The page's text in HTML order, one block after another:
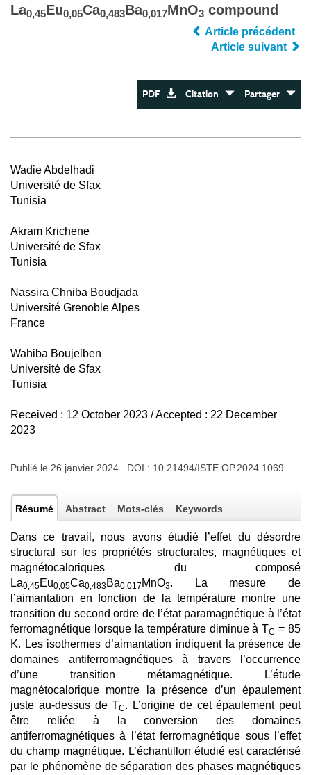
La0,45Eu0,05Ca0,483Ba0,017MnO3 compound
Article précédent
Article suivant
PDF Citation Partager
Wadie Abdelhadi
Université de Sfax
Tunisia
Akram Krichene
Université de Sfax
Tunisia
Nassira Chniba Boudjada
Université Grenoble Alpes
France
Wahiba Boujelben
Université de Sfax
Tunisia
Received : 12 October 2023 / Accepted : 22 December
2023
Publié le 26 janvier 2024 DOI : 10.21494/ISTE.OP.2024.1069
Résumé Abstract Mots-clés Keywords
Dans ce travail, nous avons étudié l’effet du désordre
structural sur les propriétés structurales, magnétiques et
magnétocaloriques du composé
La0,45Eu0,05Ca0,483Ba0,017 MnO3. La mesure de
l’aimantation en fonction de la température montre une
transition du second ordre de l’état paramagnétique à l’état
ferromagnétique lorsque la température diminue à TC = 85
K. Les isothermes d’aimantation indiquent la présence de
domaines antiferromagnétiques à travers l’occurrence
d’une transition métamagnétique. L’étude
magnétocalorique montre la présence d’un épaulement
juste au-dessus de TC. L’origine de cet épaulement peut
être reliée à la conversion des domaines
antiferromagnétiques à l’état ferromagnétique sous l’effet
du champ magnétique. L’échantillon étudié est caractérisé
par le phénomène de séparation des phases magnétiques